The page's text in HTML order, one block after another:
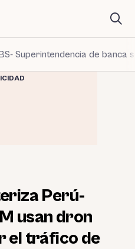
Superintendencia de banca
Perú-
usan dron
el tráfico de